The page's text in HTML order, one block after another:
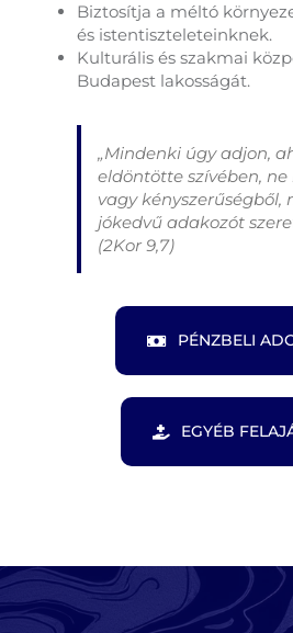
Biztosítja a méltó
és istentiszteleteinknek.
Kulturális és szakmai
Budapest lakosságát.
„Mindenki úgy adjon,
eldöntötte szívében,
vagy kényszerűségből,
jókedvű adakozót
(2Kor 9,7)
PÉNZBELI
EGYÉB